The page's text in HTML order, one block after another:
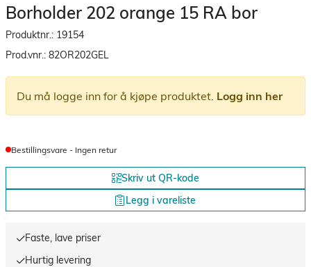
Borholder 202 orange 15 RA bor
Produktnr.: 19154
Prod.vnr.: 82OR202GEL
Du må logge inn for å kjøpe produktet. Logg inn her
Bestillingsvare - Ingen retur
Skriv ut QR-kode
Legg i vareliste
Faste, lave priser
Hurtig levering